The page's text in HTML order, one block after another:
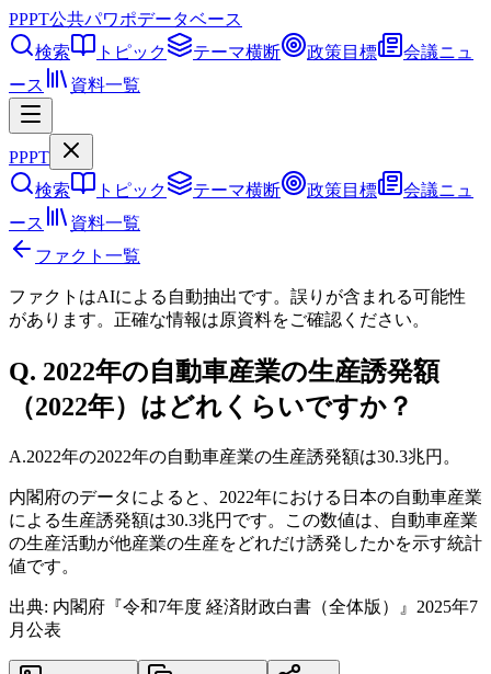
PPPT公共パワポデータベース
検索
トピック テーマ横断 政策目標
会議ニュ
ース
資料一覧
PPPT
検索
トピック テーマ横断 政策目標
会議ニュ
ース
資料一覧
ファクト一覧
ファクトはAIによる自動抽出です。誤りが含まれる可能性
があります。正確な情報は原資料をご確認ください。
Q. 2022年の自動車産業の生産誘発額
（2022年）はどれくらいですか？
A.2022年の2022年の自動車産業の生産誘発額は30.3兆円。
内閣府のデータによると、2022年における日本の自動車産業
による生産誘発額は30.3兆円です。この数値は、自動車産業
の生産活動が他産業の生産をどれだけ誘発したかを示す統計
値です。
出典: 内閣府『令和7年度 経済財政白書（全体版）』2025年7
月公表